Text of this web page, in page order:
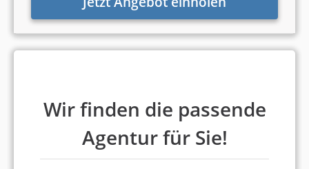
Wir finden die passende
Agentur für Sie!